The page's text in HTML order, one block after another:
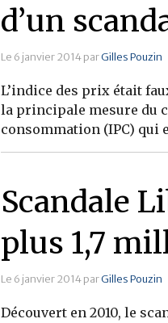
d’un
Le 6 janvier 2014 parGilles Pouzin
L’indice des prix était
la principale mesure du
consommation (IPC) qui
Scandale
plus 1,7
Le 6 janvier 2014 parGilles Pouzin
Découvert en 2010, le